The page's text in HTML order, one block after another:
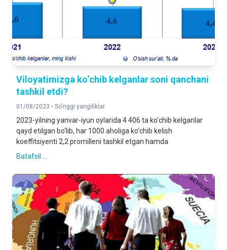
Viloyatimizga ko‘chib kelganlar soni qanchani
tashkil etdi?
01/08/2023 • So'nggi yangiliklar
2023-yilning yanvar-iyun oylarida 4 406 ta ko‘chib kelganlar
qayd etilgan bo‘lib, har 1000 aholiga ko‘chib kelish
koeffitsiyenti 2,2 promilleni tashkil etgan hamda
Batafsil ...